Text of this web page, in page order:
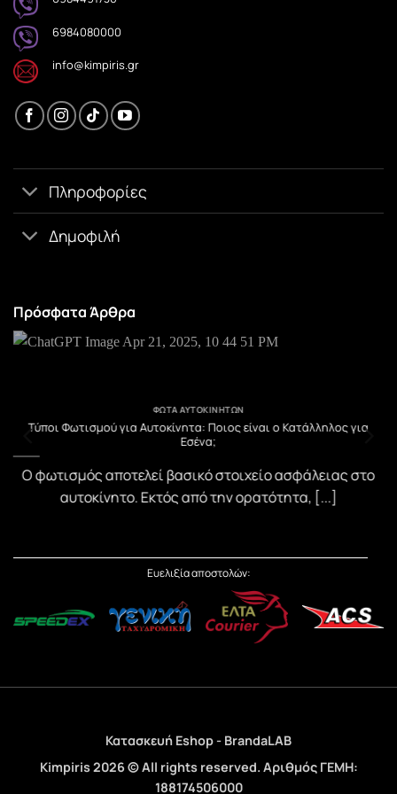
6984080000
info@kimpiris.gr
Πληροφορίες
Δημοφιλή
Πρόσφατα Άρθρα
ΦΏΤΑ ΑΥΤΟΚΙΝΉΤΩΝ
Τύποι Φωτισμού για Αυτοκίνητα: Ποιος είναι ο Κατάλληλος για
Εσένα;
Ο φωτισμός αποτελεί βασικό στοιχείο ασφάλειας στο
αυτοκίνητο. Εκτός από την ορατότητα, [...]
Ευελιξία αποστολών:
Κατασκευή Eshop - BrandaLAB
Kimpiris 2026 © All rights reserved. Αριθμός ΓΕΜΗ:
188174506000